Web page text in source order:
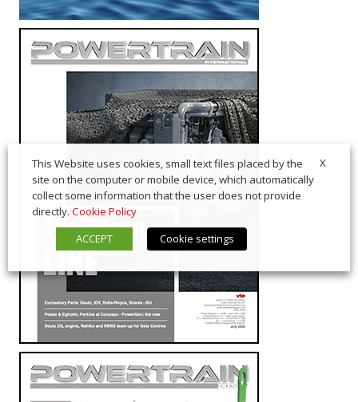
X
This Website uses cookies, small text files placed by the
site on the computer or mobile device, which automatically
collect some information that the user does not provide
directly. Cookie Policy
ACCEPT
Cookie settings